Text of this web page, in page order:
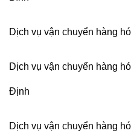
Dịch vụ vận chuyển hàng
Dịch vụ vận chuyển hàng
Định
Dịch vụ vận chuyển hàng